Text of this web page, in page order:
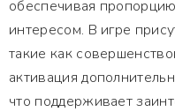
обеспечивая
интересом. В игре
такие как
активация
что поддерживает